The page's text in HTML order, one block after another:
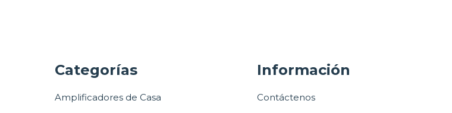
Categorías
Amplificadores de Casa
Información
Contáctenos